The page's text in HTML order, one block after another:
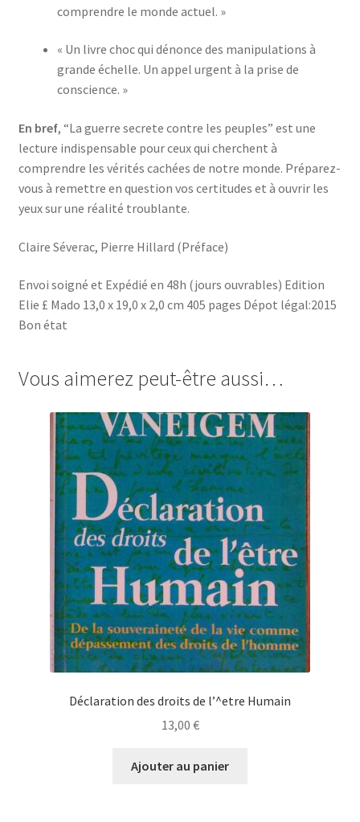
comprendre le monde actuel. »
« Un livre choc qui dénonce des manipulations à
grande échelle. Un appel urgent à la prise de
conscience. »
En bref, “La guerre secrete contre les peuples” est une
lecture indispensable pour ceux qui cherchent à
comprendre les vérités cachées de notre monde. Préparez-
vous à remettre en question vos certitudes et à ouvrir les
yeux sur une réalité troublante.
Claire Séverac, Pierre Hillard (Préface)
Envoi soigné et Expédié en 48h (jours ouvrables) Edition
Elie £ Mado 13,0 x 19,0 x 2,0 cm 405 pages Dépot légal:2015
Bon état
Vous aimerez peut-être aussi…
Déclaration des droits de l’^etre Humain
13,00 €
Ajouter au panier